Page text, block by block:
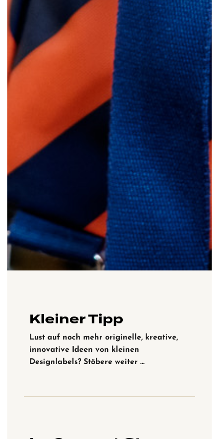
Kleiner Tipp
Lust auf noch mehr originelle, kreative,
innovative Ideen von kleinen
Designlabels? Stöbere weiter …